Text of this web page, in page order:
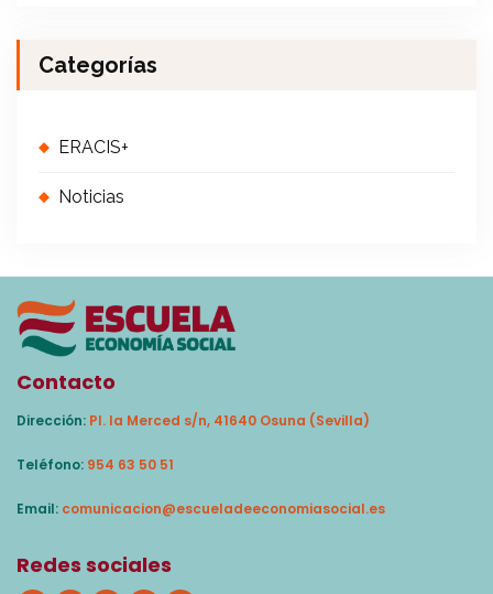
Categorías
ERACIS+
Noticias
Contacto
Dirección: Pl. la Merced s/n, 41640 Osuna (Sevilla)
Teléfono: 954 63 50 51
Email: comunicacion@escueladeeconomiasocial.es
Redes sociales